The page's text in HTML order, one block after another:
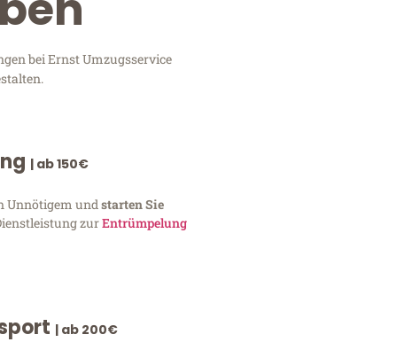
bei Ernst Umzugsservice
| ab 150€
Unnötigem und starten Sie
zurEntrümpelung
| ab 200€